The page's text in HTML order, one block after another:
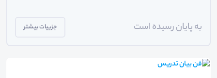
به پایان رسیده است جزییات بیشتر